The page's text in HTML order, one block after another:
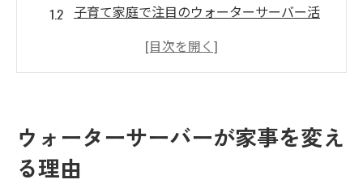
子育て家庭で注目のウォーターサーバー活
時短に役立つウォーターサーバーの特長とは
ウォーターサーバーで家事時短を実現する
ウォーターサーバーが家事を変え
る理由